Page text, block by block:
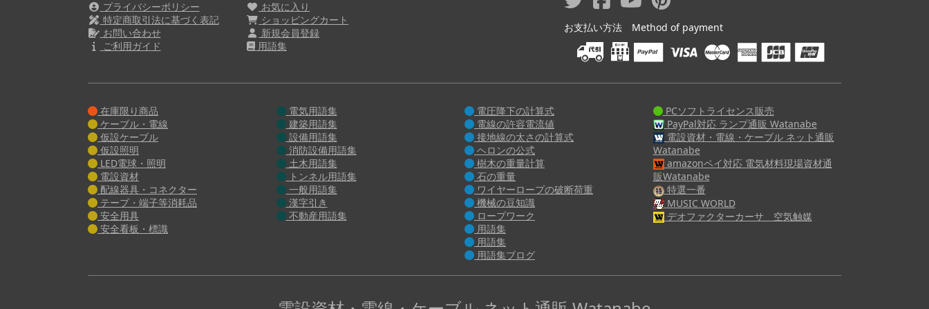
プライバシーポリシー
特定商取引法に基づく表記
お問い合わせ
ご利用ガイド
お気に入り
ショッピングカート
新規会員登録
用語集
お支払い方法 Method of payment
在庫限り商品
ケーブル・電線
仮設ケーブル
仮設照明
LED電球・照明
電設資材
配線器具・コネクター
テープ・端子等消耗品
安全用具
安全看板・標識
電気用語集
建築用語集
設備用語集
消防設備用語集
土木用語集
トンネル用語集
一般用語集
漢字引き
不動産用語集
電圧降下の計算式
電線の許容電流値
接地線の太さの計算式
ヘロンの公式
樹木の重量計算
石の重量
ワイヤーロープの破断荷重
機械の豆知識
ロープワーク
用語集
用語集
用語集ブログ
PCソフトライセンス販売
PayPal対応 ランプ通販 Watanabe
電設資材・電線・ケーブル ネット通販
Watanabe
amazonペイ対応 電気材料現場資材通
販Watanabe
特選一番
MUSIC WORLD
デオファクターカーサ 空気触媒